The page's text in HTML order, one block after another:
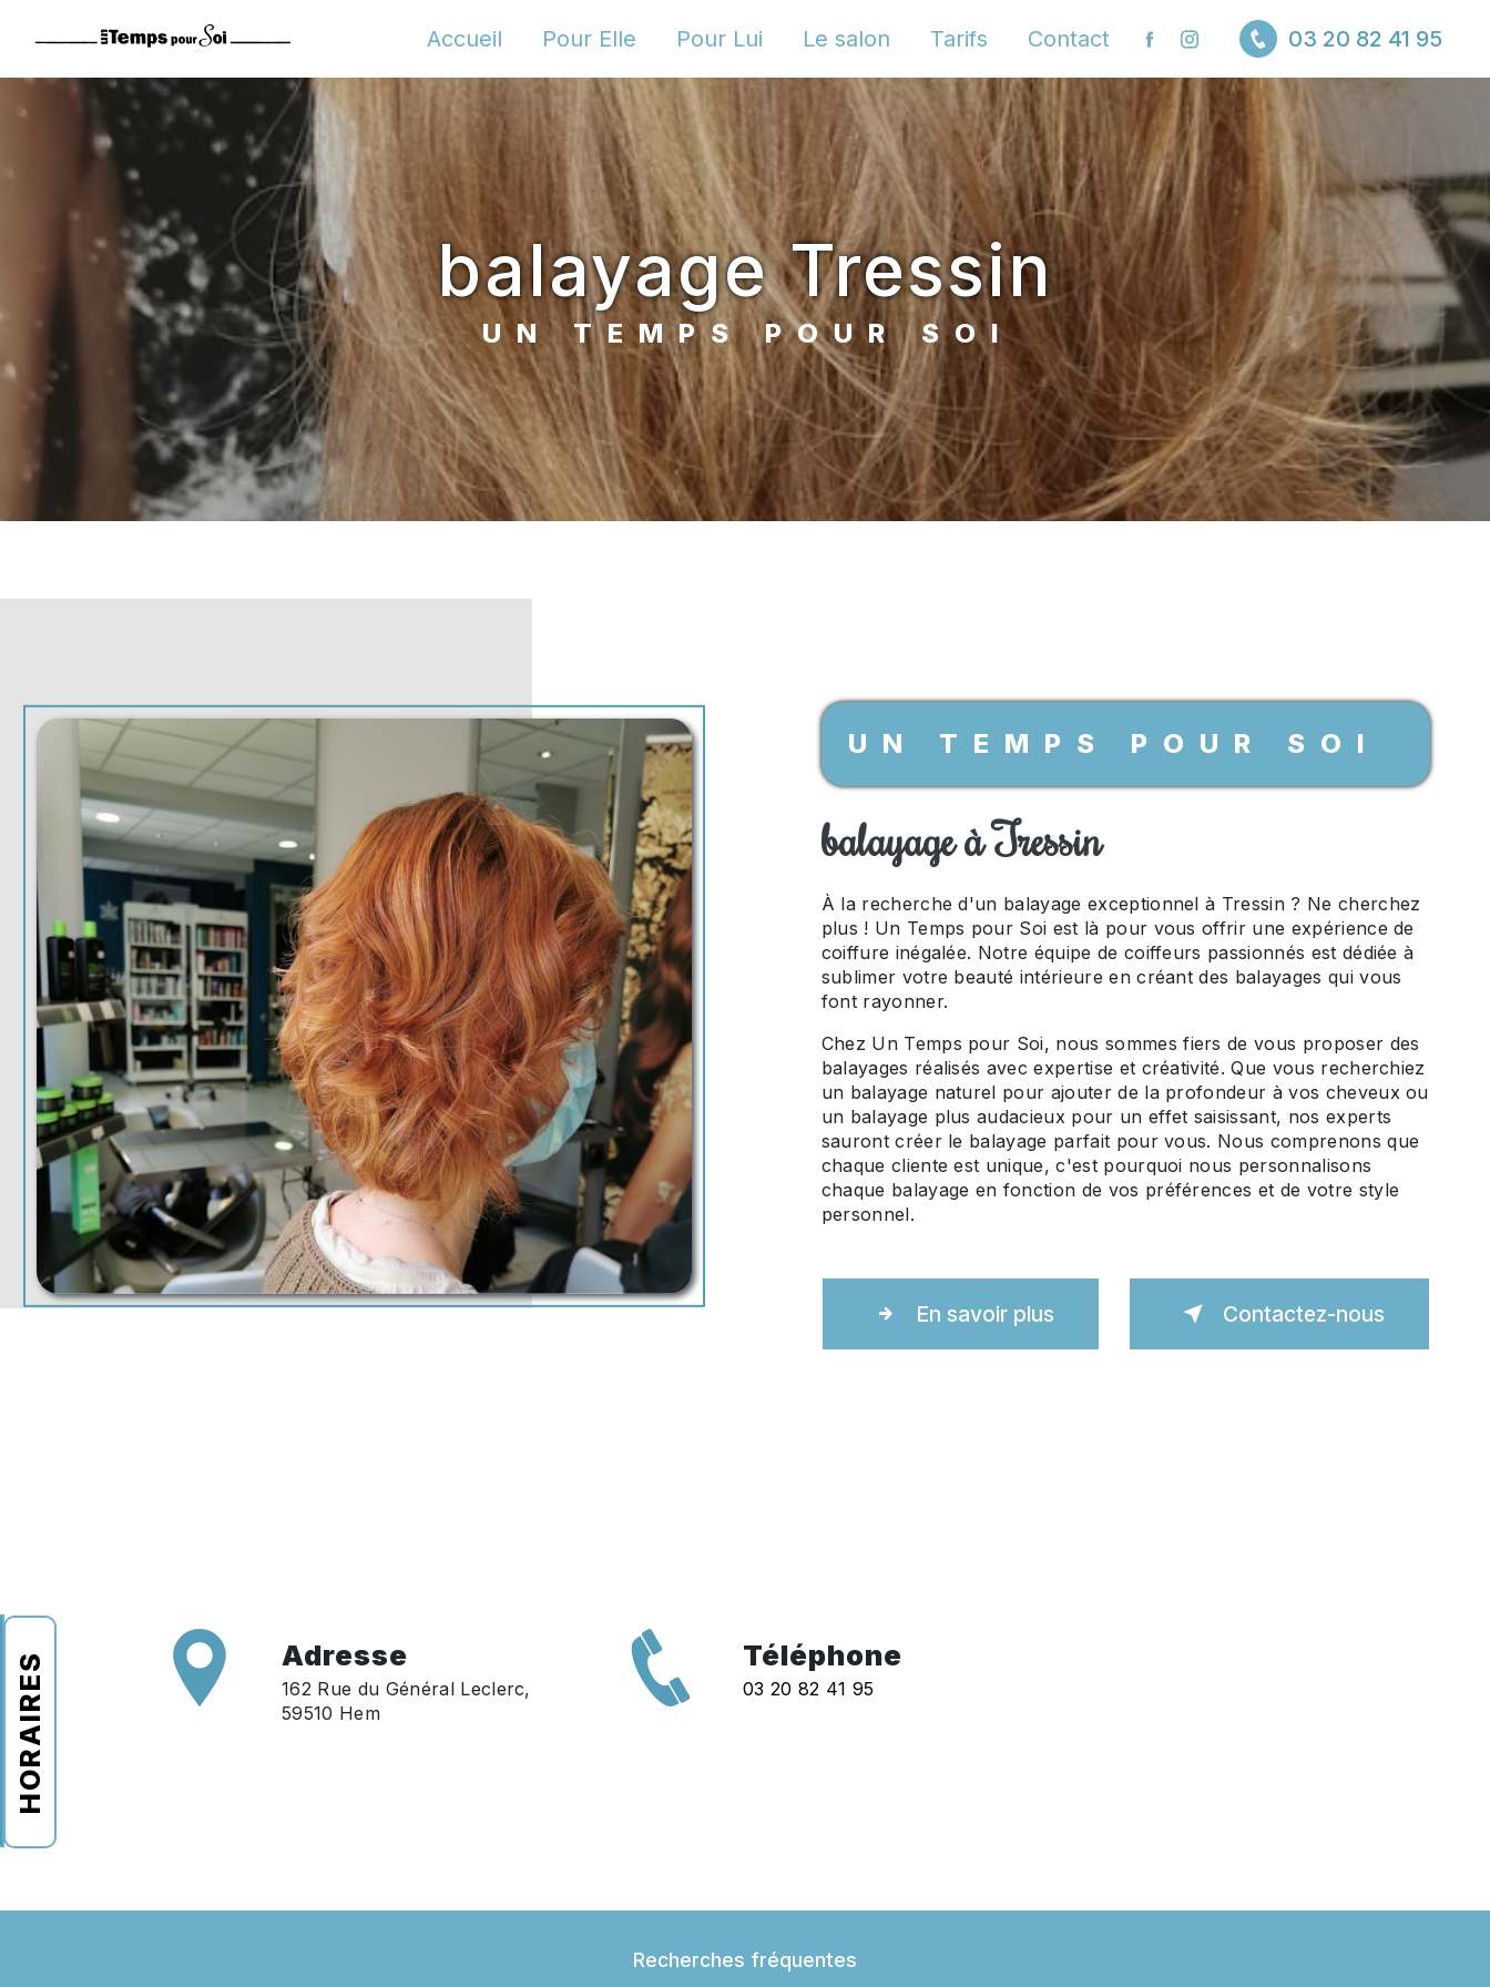
HORAIRES
Accueil Pour Elle Pour Lui Le salon Tarifs Contact 03 20 82 41 95
balayage Tressin
UN TEMPS POUR SOI
UN TEMPS POUR SOI
balayage à Tressin
À la recherche d'un balayage exceptionnel à Tressin ? Ne cherchez
plus ! Un Temps pour Soi est là pour vous offrir une expérience de
coiffure inégalée. Notre équipe de coiffeurs passionnés est dédiée à
sublimer votre beauté intérieure en créant des balayages qui vous
font rayonner.
Chez Un Temps pour Soi, nous sommes fiers de vous proposer des
balayages réalisés avec expertise et créativité. Que vous recherchiez
un balayage naturel pour ajouter de la profondeur à vos cheveux ou
un balayage plus audacieux pour un effet saisissant, nos experts
sauront créer le balayage parfait pour vous. Nous comprenons que
chaque cliente est unique, c'est pourquoi nous personnalisons
chaque balayage en fonction de vos préférences et de votre style
personnel.
En savoir plus Contactez-nous
Adresse
162 Rue du Général Leclerc,
59510 Hem
Téléphone
03 20 82 41 95
Recherches fréquentes